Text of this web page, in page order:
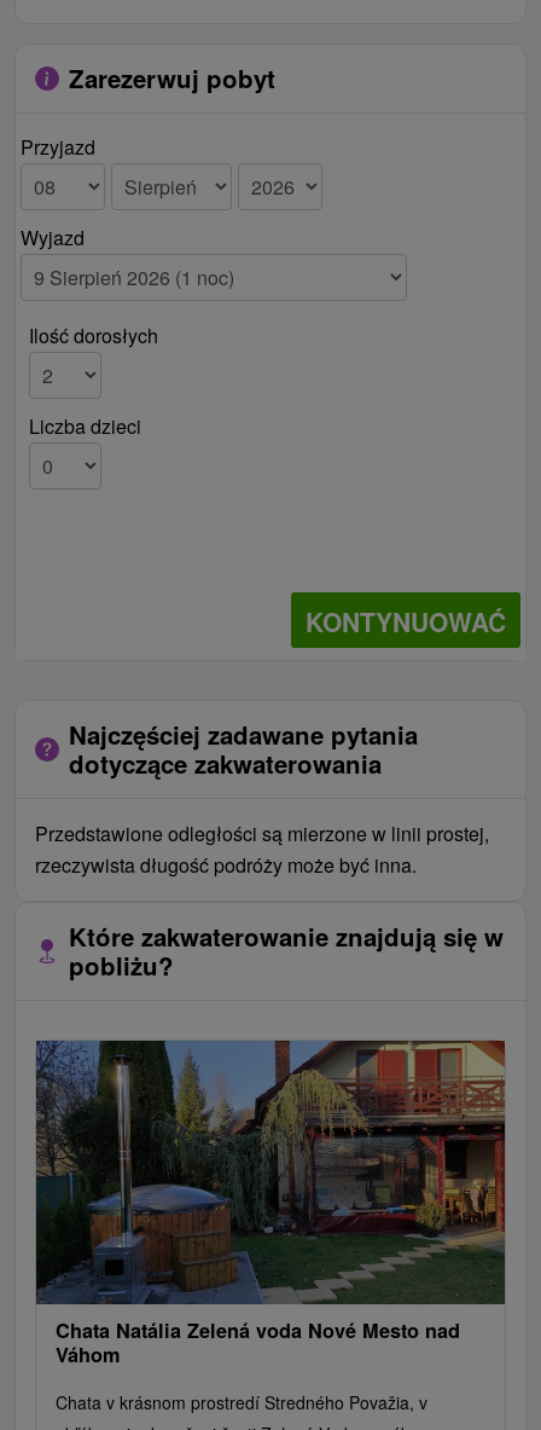
Zarezerwuj pobyt
Przyjazd
Wyjazd
Ilość dorosłych
Liczba dzieci
KONTYNUOWAĆ
Najczęściej zadawane pytania
dotyczące zakwaterowania
Przedstawione odległości są mierzone w linii prostej,
rzeczywista długość podróży może być inna.
Które zakwaterowanie znajdują się w
pobliżu?
Chata Natália Zelená voda Nové Mesto nad
Váhom
Chata v krásnom prostredí Stredného Považia, v